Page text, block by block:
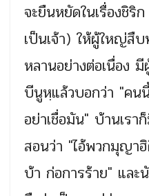
จะยืนหยัดในเรื่องชิริ
เป็นเจ้า) ให้ผู้ใหญ่สื
หลานอย่างต่อเนื่อง
บีนูหฺแล้วบอกว่า "คน
อย่าเชื่อมัน" บ้านเรา
สอนว่า "ไอ้พวกมุญา
บ้า ก่อการร้าย" และ